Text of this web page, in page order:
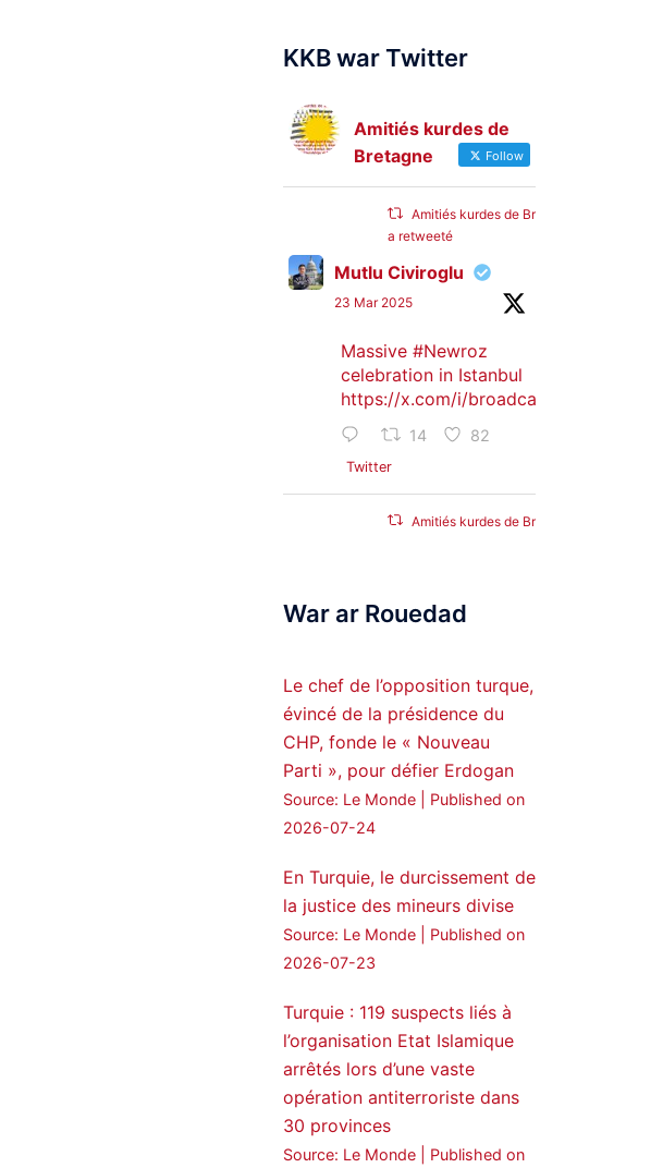
KKB war Twitter
Amitiés kurdes de
Bretagne
Follow
Amitiés kurdes de Bretagne
a retweeté
Mutlu Civiroglu
23 Mar 2025
Massive #Newroz
celebration in Istanbul
https://x.com/i/broadcasts/
14 82
Twitter
Amitiés kurdes de Bretagne
25 Jan 2025
Forces, SDF appoints
hauro Abgar Daoud
from the ranks of
Syriac Military Council,
MFS as official
spokesperson. We
wish you success
ܟܫܝܪܘܬܐ ܒܘܠܝܬܐ ܚܘܪܐ
Amitiés kurdes de Bretagne
a retweeté
MedyaNews
24 Jan 2025
War ar Rouedad
Le chef de l’opposition turque,
évincé de la présidence du
CHP, fonde le « Nouveau
Parti », pour défier Erdogan
Source: Le Monde
Published on
2026-07-24
En Turquie, le durcissement de
la justice des mineurs divise
Source: Le Monde
Published on
2026-07-23
Turquie : 119 suspects liés à
l’organisation Etat Islamique
arrêtés lors d’une vaste
opération antiterroriste dans
30 provinces
Source: Le Monde
Published on